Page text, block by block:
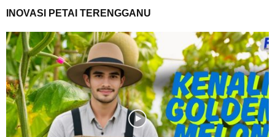
INOVASI PETAI TERENGGANU